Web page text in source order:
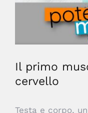
Il primo
cervello
Testa e corpo,